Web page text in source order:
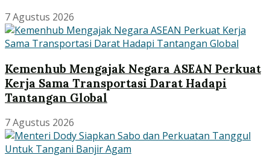
7 Agustus 2026
Kemenhub Mengajak Negara ASEAN Perkuat
Kerja Sama Transportasi Darat Hadapi
Tantangan Global
7 Agustus 2026